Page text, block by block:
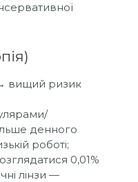
вищий ризик
денного
роботі;
0,01%
лінзи —